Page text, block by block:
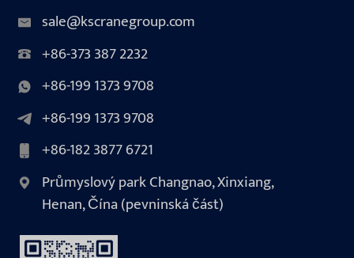
sale@kscranegroup.com
+86-373 387 2232
+86-199 1373 9708
+86-199 1373 9708
+86-182 3877 6721
Průmyslový park Changnao, Xinxiang,
Henan, Čína (pevninská část)